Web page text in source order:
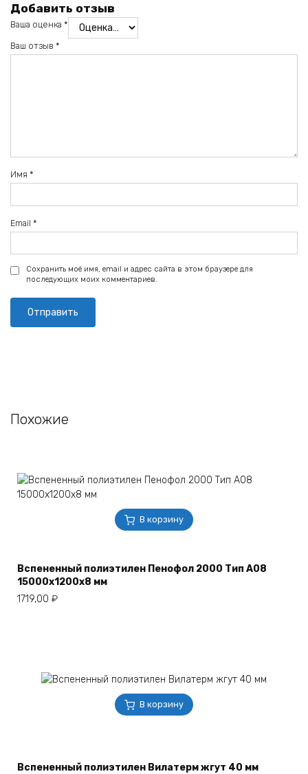
Добавить отзыв
Ваша оценка *
Ваш отзыв *
Имя *
Email *
Сохранить моё имя, email и адрес сайта в этом браузере для
последующих моих комментариев.
Похожие
В корзину
Вспененный полиэтилен Пенофол 2000 Тип А08
15000x1200x8 мм
1719,00 ₽
В корзину
Вспененный полиэтилен Вилатерм жгут 40 мм